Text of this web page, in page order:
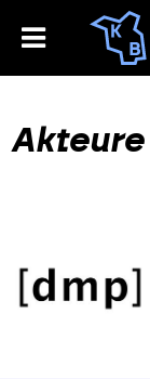
toggle
Akteure